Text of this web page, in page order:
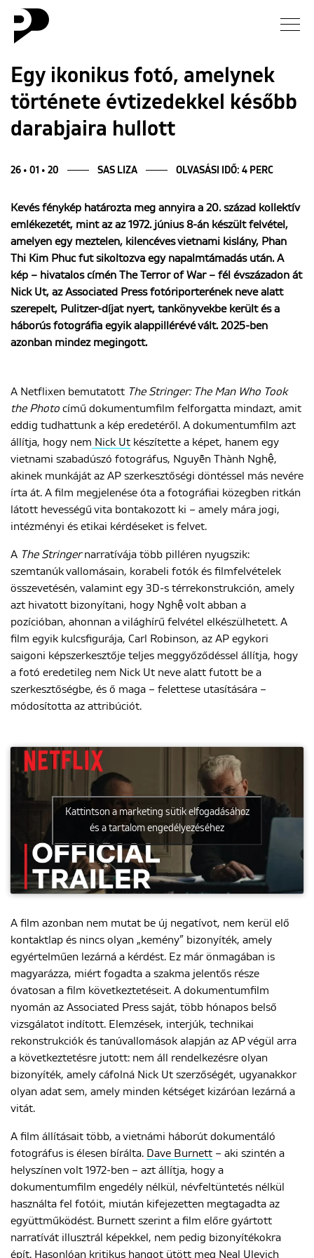
Hírek
Galéria
Blog
Rólunk
Egy ikonikus fotó, amelynek
története évtizedekkel később
darabjaira hullott
26 • 01 • 20 SAS LIZA OLVASÁSI IDŐ: 4 PERC
Kevés fénykép határozta meg annyira a 20. század kollektív
emlékezetét, mint az az 1972. június 8-án készült felvétel,
amelyen egy meztelen, kilencéves vietnami kislány, Phan
Thi Kim Phuc fut sikoltozva egy napalmtámadás után. A
kép – hivatalos címén The Terror of War – fél évszázadon át
Nick Ut, az Associated Press fotóriporterének neve alatt
szerepelt, Pulitzer-díjat nyert, tankönyvekbe került és a
háborús fotográfia egyik alappillérévé vált. 2025-ben
azonban mindez megingott.
A Netflixen bemutatott The Stringer: The Man Who Took
the Photo című dokumentumfilm felforgatta mindazt, amit
eddig tudhattunk a kép eredetéről. A dokumentumfilm azt
állítja, hogy nem Nick Ut készítette a képet, hanem egy
vietnami szabadúszó fotográfus, Nguyễn Thành Nghệ,
akinek munkáját az AP szerkesztőségi döntéssel más nevére
írta át. A film megjelenése óta a fotográfiai közegben ritkán
látott hevességű vita bontakozott ki – amely mára jogi,
intézményi és etikai kérdéseket is felvet.
A The Stringernarratívája több pilléren nyugszik:
szemtanúk vallomásain, korabeli fotók és filmfelvételek
összevetésén, valamint egy 3D-s térrekonstrukción, amely
azt hivatott bizonyítani, hogy Nghệ volt abban a
pozícióban, ahonnan a világhírű felvétel elkészülhetett. A
film egyik kulcsfigurája, Carl Robinson, az AP egykori
saigoni képszerkesztője teljes meggyőződéssel állítja, hogy
a fotó eredetileg nem Nick Ut neve alatt futott be a
szerkesztőségbe, és ő maga – felettese utasítására –
módosította az attribúciót.
Kattintson a marketing sütik elfogadásához
és a tartalom engedélyezéséhez
A film azonban nem mutat be új negatívot, nem kerül elő
kontaktlap és nincs olyan „kemény” bizonyíték, amely
egyértelműen lezárná a kérdést. Ez már önmagában is
magyarázza, miért fogadta a szakma jelentős része
óvatosan a film következtetéseit. A dokumentumfilm
nyomán az Associated Press saját, több hónapos belső
vizsgálatot indított. Elemzések, interjúk, technikai
rekonstrukciók és tanúvallomások alapján az AP végül arra
a következtetésre jutott: nem áll rendelkezésre olyan
bizonyíték, amely cáfolná Nick Ut szerzőségét, ugyanakkor
olyan adat sem, amely minden kétséget kizáróan lezárná a
vitát.
A film állításait több, a vietnámi háborút dokumentáló
fotográfus is élesen bírálta. Dave Burnett – aki szintén a
helyszínen volt 1972-ben – azt állítja, hogy a
dokumentumfilm engedély nélkül, névfeltüntetés nélkül
használta fel fotóit, miután kifejezetten megtagadta az
együttműködést. Burnett szerint a film előre gyártott
narratívát illusztrál képekkel, nem pedig bizonyítékokra
épít. Hasonlóan kritikus hangot ütött meg Neal Ulevich